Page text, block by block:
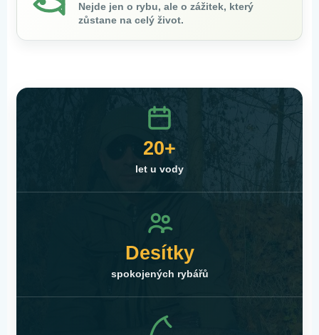
Nejde jen o rybu, ale o zážitek, který
zůstane na celý život.
20+
let u vody
Desítky
spokojených rybářů